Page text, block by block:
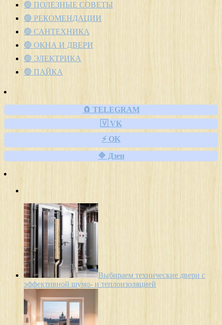
🟢 ПОЛЕЗНЫЕ СОВЕТЫ
🟢 РЕКОМЕНДАЦИИ
🟢 САНТЕХНИКА
🟢 ОКНА И ДВЕРИ
🟢 ЭЛЕКТРИКА
🟢 ПАЙКА
🧲 TELEGRAM
🇻 VK
⚡ OK
🔷 Дзен
Выбираем технические двери с
эффективной шумо- и теплоизоляцией